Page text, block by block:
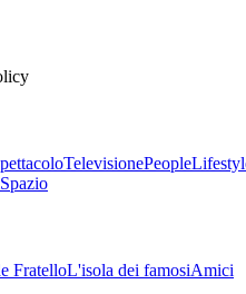
TelevisionePeople
Spazio
FratelloL'isola dei famosiAmici